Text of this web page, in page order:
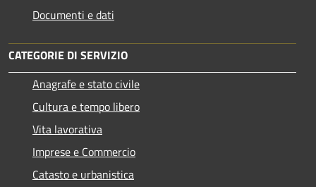
Documenti e dati
CATEGORIE DI SERVIZIO
Anagrafe e stato civile
Cultura e tempo libero
Vita lavorativa
Imprese e Commercio
Catasto e urbanistica